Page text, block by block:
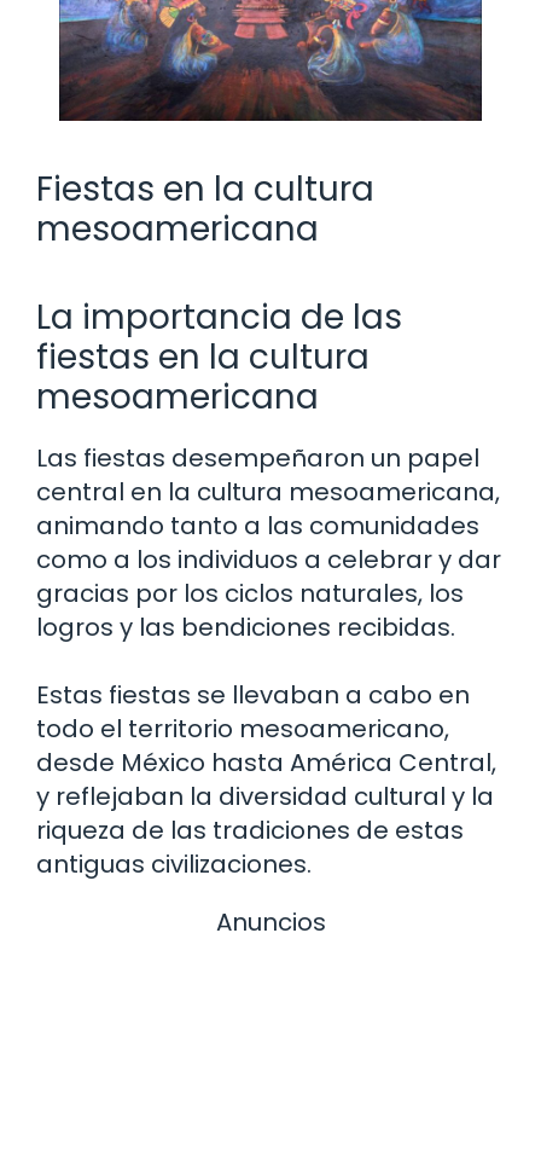
Fiestas en la cultura
mesoamericana
La importancia de las
fiestas en la cultura
mesoamericana
Las fiestas desempeñaron un papel
central en la cultura mesoamericana,
animando tanto a las comunidades
como a los individuos a celebrar y dar
gracias por los ciclos naturales, los
logros y las bendiciones recibidas.
Estas fiestas se llevaban a cabo en
todo el territorio mesoamericano,
desde México hasta América Central,
y reflejaban la diversidad cultural y la
riqueza de las tradiciones de estas
antiguas civilizaciones.
Anuncios